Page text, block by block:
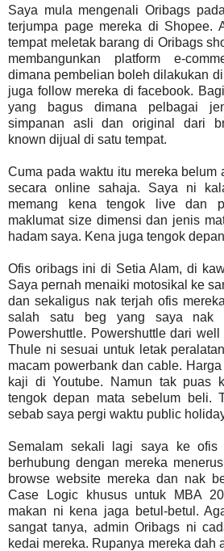
Saya mula mengenali Oribags
terjumpa page mereka di Shopee.
tempat meletak barang di Oribags
membangunkan platform e-
dimana pembelian boleh dilakukan
juga follow mereka di facebook.
yang bagus dimana pelbagai
simpanan asli dan original dari
known dijual di satu tempat.
Cuma pada waktu itu mereka belum
secara online sahaja. Saya ni
memang kena tengok live dan
maklumat size dimensi dan jenis
hadam saya. Kena juga tengok
Ofis oribags ini di Setia Alam, di
Saya pernah menaiki motosikal ke
dan sekaligus nak terjah ofis
salah satu beg yang saya nak
Powershuttle. Powershuttle dari
Thule ni sesuai untuk letak
macam powerbank dan cable.
kaji di Youtube. Namun tak puas
tengok depan mata sebelum beli.
sebab saya pergi waktu public
Semalam sekali lagi saya ke ofis
berhubung dengan mereka
browse website mereka dan nak
Case Logic khusus untuk MBA
makan ni kena jaga betul-betul.
sangat tanya, admin Oribags ni
kedai mereka. Rupanya mereka dah